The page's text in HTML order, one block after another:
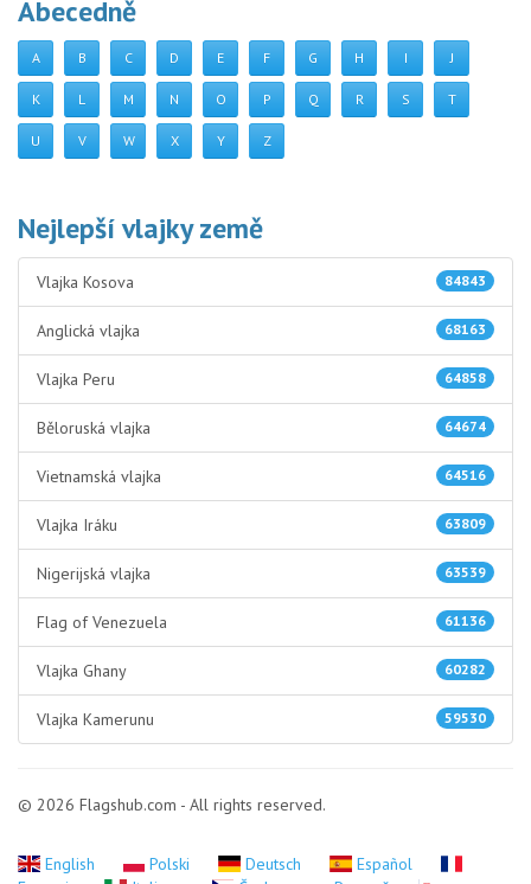
Abecedně
A B C D E F G H I J
K L M N O P Q R S T
U V W X Y Z
Nejlepší vlajky země
84843
Vlajka Kosova
68163
Anglická vlajka
64858
Vlajka Peru
64674
Běloruská vlajka
64516
Vietnamská vlajka
63809
Vlajka Iráku
63539
Nigerijská vlajka
61136
Flag of Venezuela
60282
Vlajka Ghany
59530
Vlajka Kamerunu
© 2026 Flagshub.com - All rights reserved.
English Polski Deutsch
Español